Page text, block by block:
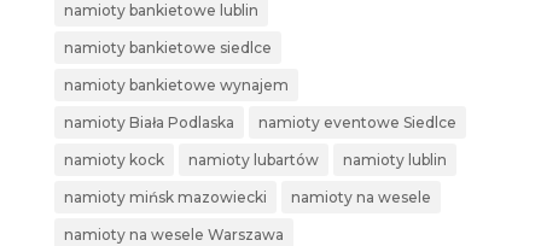
namioty bankietowe lublin
namioty bankietowe siedlce
namioty bankietowe wynajem
namioty Biała Podlaska namioty eventowe Siedlce
namioty kock namioty lubartów namioty lublin
namioty mińsk mazowiecki namioty na wesele
namioty na wesele Warszawa